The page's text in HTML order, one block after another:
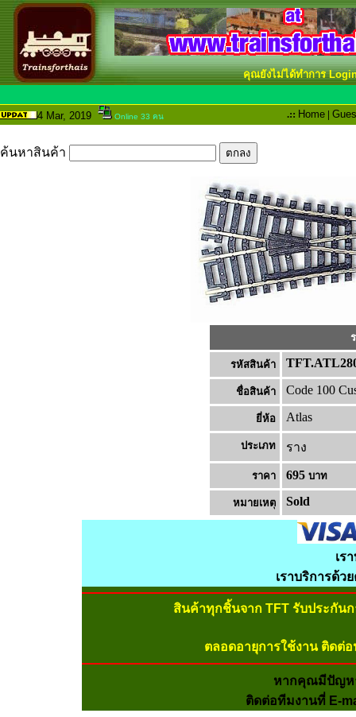
คุณยังไม่ได้ทำการ
4 Mar, 2019 Online 33 คน .:: Home |
ค้นหาสินค้า
รหัสสินค้า
ชื่อสินค้า Code 100
ยี่ห้อ Atlas
ประเภท ราง
ราคา 695 บาท
หมายเหต Sold
เร
เราบริการด้ว
สินค้าทุกชิ้นจาก TFT รับประกัน
ตลอดอายุการใช้งาน ติดต่
หากคุณมีปัญห
ติดต่อทีมงานที่ E-